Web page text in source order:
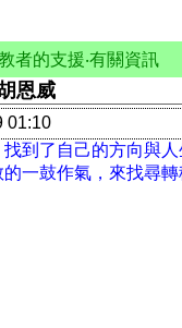
者的支援‧有關資訊
恩威
01:10
到了自己的方向與
一鼓作氣，來找尋